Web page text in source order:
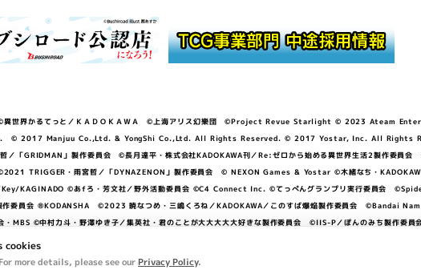
cookies
more details, please see our Privacy Policy.
界かるてっと／ＫＡＤＯＫＡＷＡ ©上海アリス幻樂団 ©Project Revue Starlight © 2023 Ateam
© 2017 Manjuu Co.,Ltd. & YongShi Co.,Ltd. All Rights Reserved. © 2017 Yostar, Inc. All
GRIDMAN」製作委員会 ©長月達平・株式会社KADOKAWA刊／Re:ゼロから始める異世界生活2製作委員
・雨宮哲／「DYNAZENON」製作委員会 © NEXON Games & Yostar ©木緒なち・KADOKAWA
KAGINADO ©あfろ・芳文社／野外活動委員会 ©C4 Connect Inc. ©てっぺんグランプリ実行委員会
作委員会 ®KODANSHA ©2023 暁なつめ・三嶋くろね／KADOKAWA／このすば爆焔製作委員会
・MBS ©中村力斗・野澤ゆき子／集英社・君のことが大大大大大好きな製作委員会 ©IIS-P／ぽんのみち製作
ノ空女学院スクールアイドルクラブ ©「勇気爆発バーンブレイバーン」製作委員会